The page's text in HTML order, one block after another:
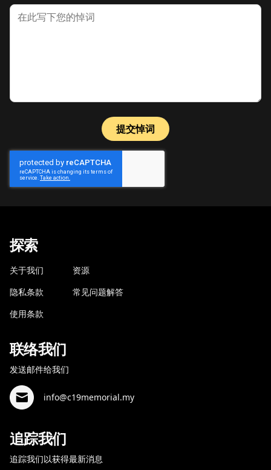
悼词
提交悼词
探索
关于我们
隐私条款
使用条款
资源
常见问题解答
联络我们
发送邮件给我们
info@c19memorial.my
追踪我们
追踪我们以获得最新消息